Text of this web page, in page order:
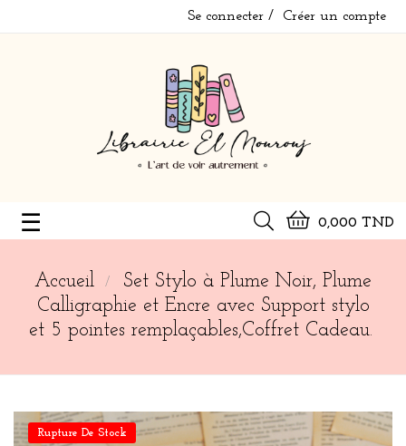
Se connecter Créer un compte
0,000 TND
Basculer
navigation
☰
Accueil
Set Stylo à Plume Noir, Plume
Calligraphie et Encre avec Support stylo
et 5 pointes remplaçables,Coffret Cadeau.
Rupture De Stock